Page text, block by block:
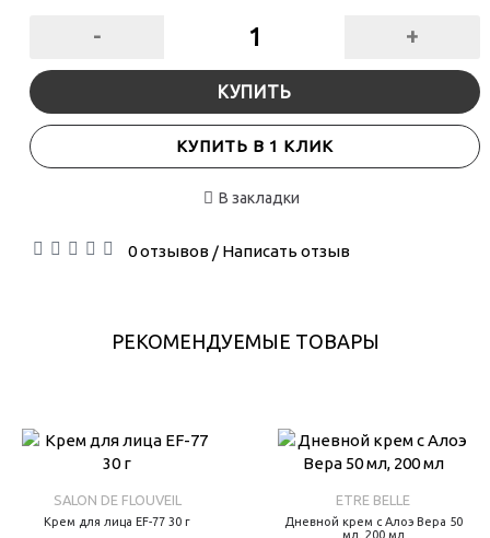
- +
КУПИТЬ
КУПИТЬ В 1 КЛИК
В закладки
0 отзывов/ Написать отзыв
РЕКОМЕНДУЕМЫЕ ТОВАРЫ
SALON DE FLOUVEIL
Крем для лица EF-77 30 г
ETRE BELLE
Дневной крем с Алоэ Вера 50
мл, 200 мл